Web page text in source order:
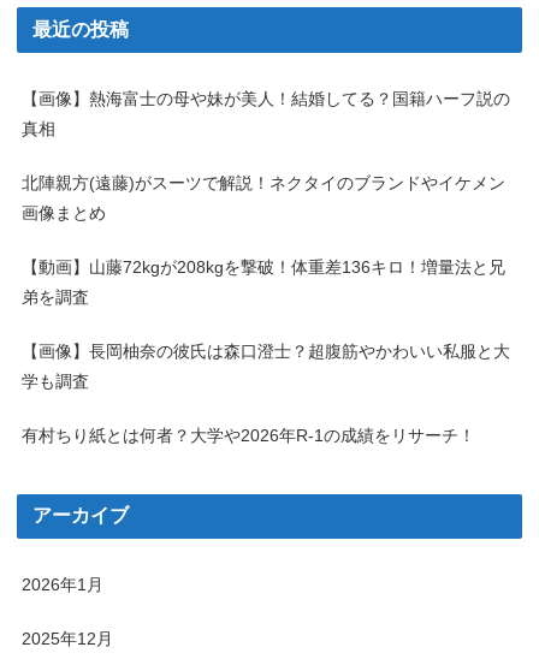
最近の投稿
【画像】熱海富士の母や妹が美人！結婚してる？国籍ハーフ説の
真相
北陣親方(遠藤)がスーツで解説！ネクタイのブランドやイケメン
画像まとめ
【動画】山藤72kgが208kgを撃破！体重差136キロ！増量法と兄
弟を調査
【画像】長岡柚奈の彼氏は森口澄士？超腹筋やかわいい私服と大
学も調査
有村ちり紙とは何者？大学や2026年R-1の成績をリサーチ！
アーカイブ
2026年1月
2025年12月